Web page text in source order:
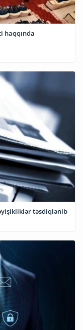
haqqında
təsdiqlənib